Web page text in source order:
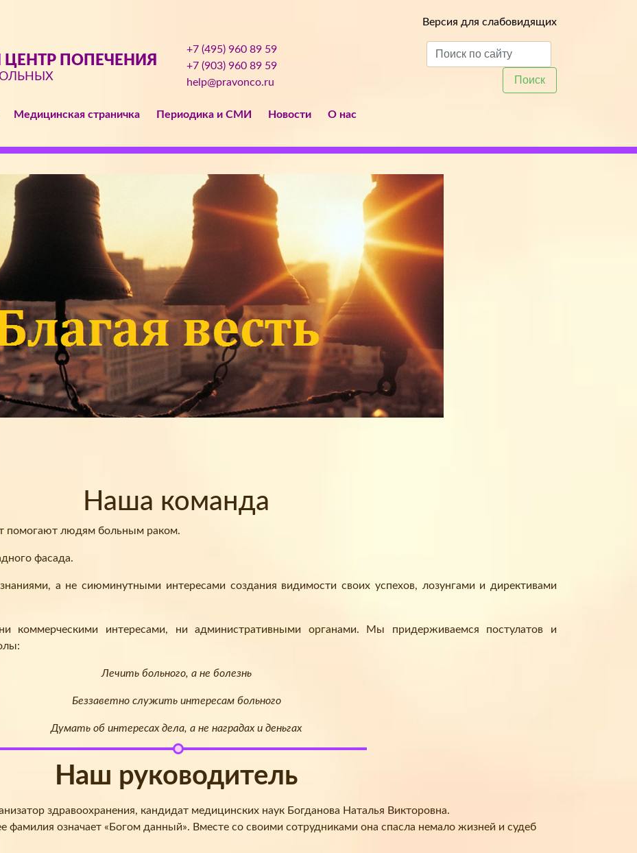
Версия для слабовидящих
ПОПЕЧЕНИЯ
+7 (495) 960 89 59
+7 (903) 960 89 59
help@pravonco.ru
Поиск
Медицинская страничка Периодика и СМИ Новости О нас
Наша команда
помогают людям больным раком.
фасада.
а не сиюминутными интересами создания видимости своих успехов, лозунгами и директивами
интересами, ни административными органами. Мы придерживаемся постулатов и
Лечить больного, а не болезнь
Беззаветно служить интересам больного
Думать об интересах дела, а не наградах и деньгах
Наш руководитель
здравоохранения, кандидат медицинских наук Богданова Наталья Викторовна.
фамилия означает «Богом данный». Вместе со своими сотрудниками она спасла немало жизней и судеб